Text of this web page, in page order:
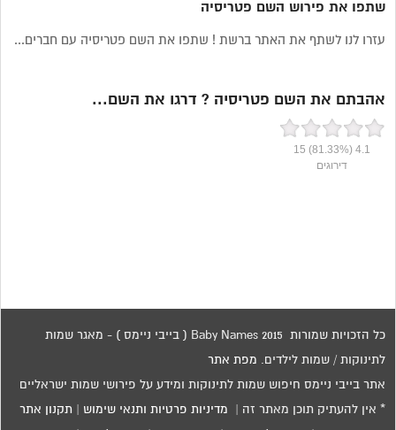
שתפו את פירוש השם פטריסיה
עזרו לנו לשתף את האתר ברשת ! שתפו את השם פטריסיה עם חברים...
אהבתם את השם פטריסיה ? דרגו את השם...
4.1
(81.33%)
15
דירוגים
כל הזכויות שמורות 2015 Baby Names ( בייבי ניימס ) - מאגר שמות
לתינוקות / שמות לילדים. מפת אתר
אתר בייבי ניימס חיפוש שמות לתינוקות ומידע על פירושי שמות ישראליים
* אין להעתיק תוכן מאתר זה | מדיניות פרטיות ותנאי שימוש תקנון אתר